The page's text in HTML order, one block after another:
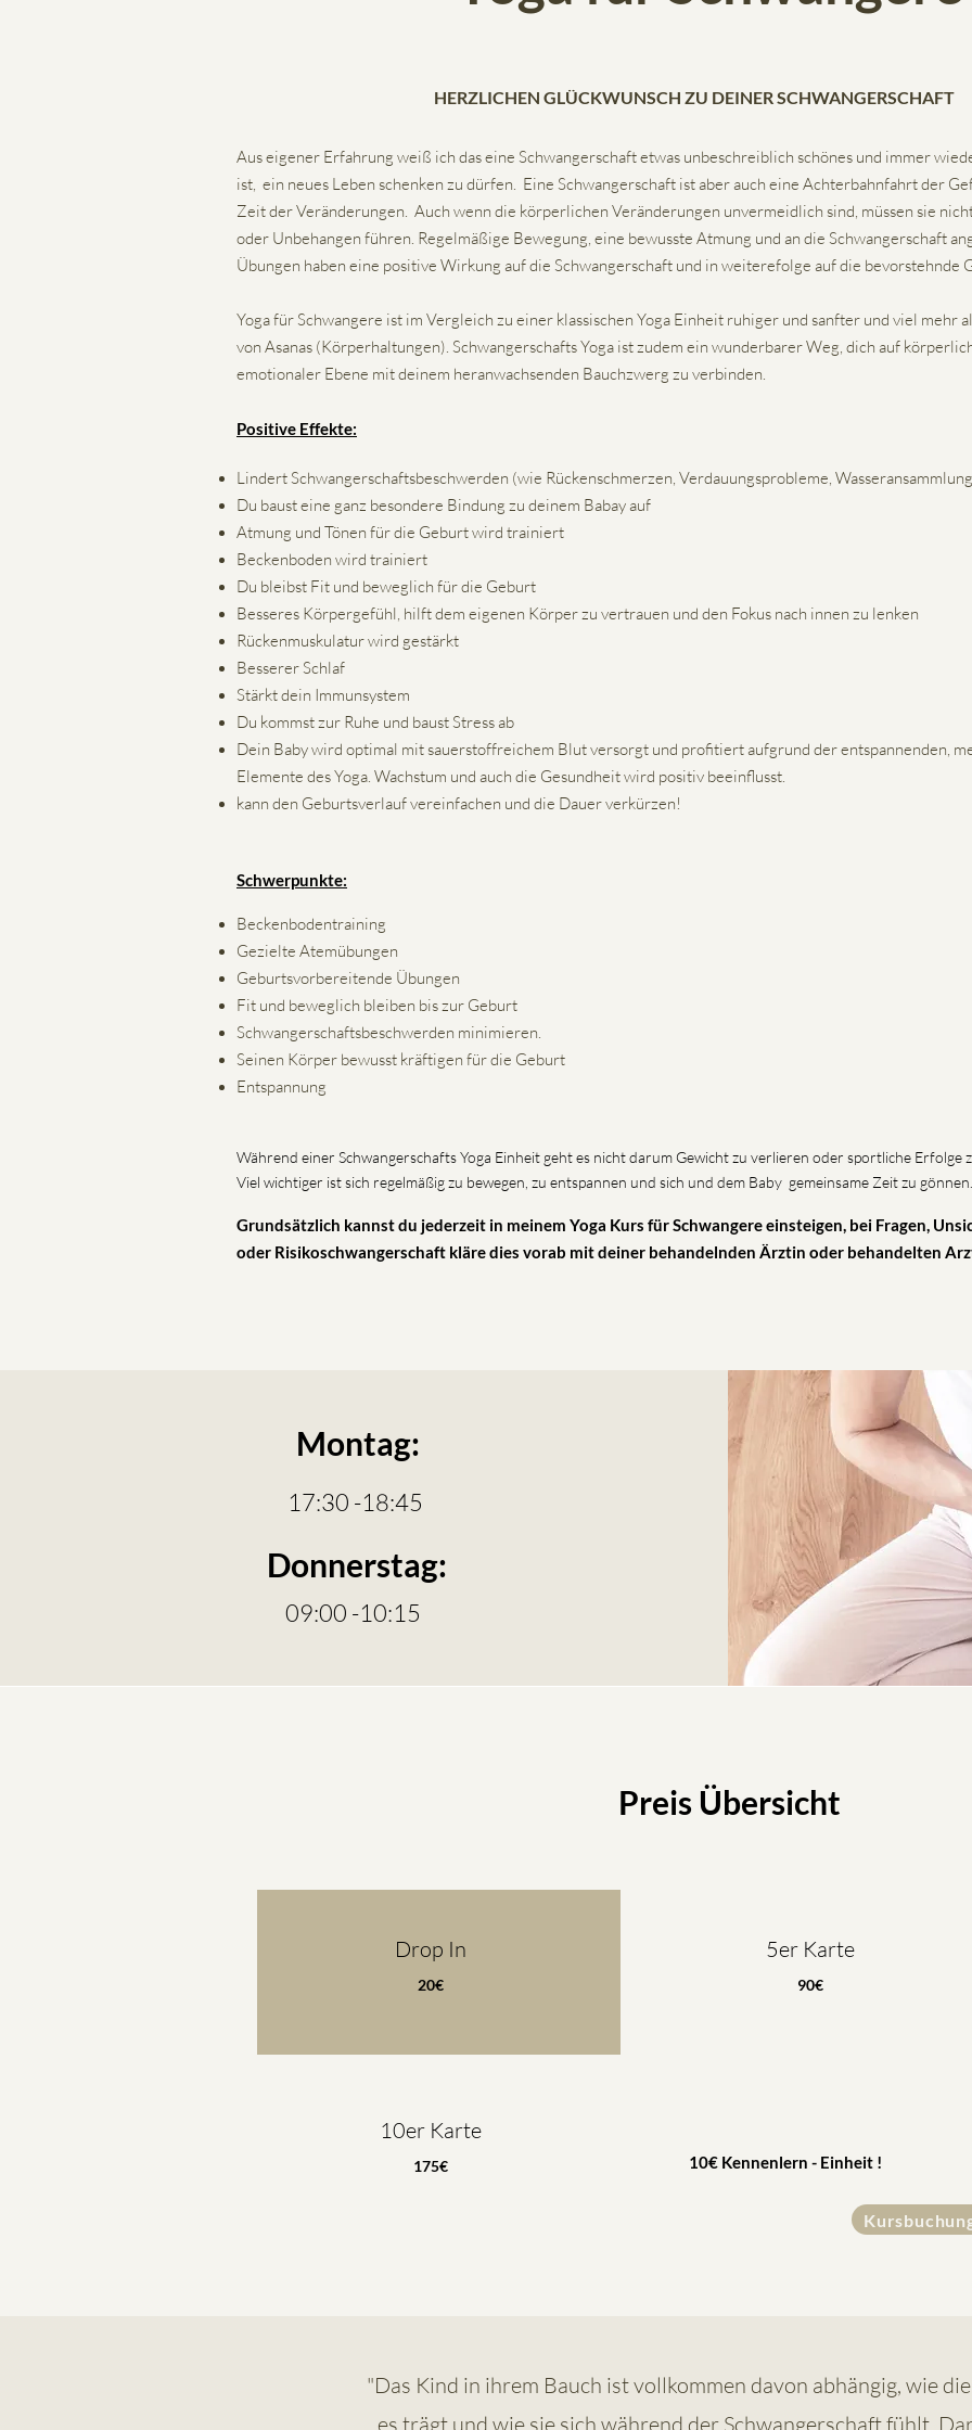
HERZLICHEN GLÜCKWUNSCH ZU DEINER SCHWANGERSCHAFT
Aus eigener Erfahrung weiß ich das eine Schwangerschaft etwas unbeschreiblich schönes und immer
ist, ein neues Leben schenken zu dürfen. Eine Schwangerschaft ist aber auch eine Achterbahnfahrt der
Zeit der Veränderungen. Auch wenn die körperlichen Veränderungen unvermeidlich sind, müssen sie
oder Unbehangen führen. Regelmäßige Bewegung, eine bewusste Atmung und an die Schwangerschaft
Übungen haben eine positive Wirkung auf die Schwangerschaft und in weiterefolge auf die bevorstehnde
Yoga für Schwangere ist im Vergleich zu einer klassischen Yoga Einheit ruhiger und sanfter und viel mehr
von Asanas (Körperhaltungen). Schwangerschafts Yoga ist zudem ein wunderbarer Weg, dich auf
emotionaler Ebene mit deinem heranwachsenden Bauchzwerg zu verbinden.
Positive Effekte:
Lindert Schwangerschaftsbeschwerden (wie Rückenschmerzen, Verdauungsprobleme,
Du baust eine ganz besondere Bindung zu deinem Babay auf
Atmung und Tönen für die Geburt wird trainiert
Beckenboden wird trainiert
Du bleibst Fit und beweglich für die Geburt
Besseres Körpergefühl, hilft dem eigenen Körper zu vertrauen und den Fokus nach innen zu lenken
Rückenmuskulatur wird gestärkt
Besserer Schlaf
Stärkt dein Immunsystem
Du kommst zur Ruhe und baust Stress ab
Dein Baby wird optimal mit sauerstoffreichem Blut versorgt und profitiert aufgrund der entspannenden,
Elemente des Yoga. Wachstum und auch die Gesundheit wird positiv beeinflusst.
kann den Geburtsverlauf vereinfachen und die Dauer verkürzen!
Schwerpunkte:
Beckenbodentraining
Gezielte Atemübungen
Geburtsvorbereitende Übungen
Fit und beweglich bleiben bis zur Geburt
Schwangerschaftsbeschwerden minimieren.
Seinen Körper bewusst kräftigen für die Geburt
Entspannung
Während einer Schwangerschafts Yoga Einheit geht es nicht darum Gewicht zu verlieren oder sportliche Erfolge
Viel wichtiger ist sich regelmäßig zu bewegen, zu entspannen und sich und dem Baby gemeinsame Zeit zu gönnen.
Grundsätzlich kannst du jederzeit in meinem Yoga Kurs für Schwangere einsteigen, bei Fragen,
oder Risikoschwangerschaft kläre dies vorab mit deiner behandelnden Ärztin oder behandelten
Montag:
17:30 -18:45
Donnerstag:
09:00 -10:15
Preis Übersicht
Drop In
20€
10er Karte
175€
5er Karte
90€
10€ Kennenlern - Einheit !
"Das Kind in ihrem Bauch ist vollkommen davon abhängig, wie
es trägt und wie sie sich während der Schwangerschaft fühlt.